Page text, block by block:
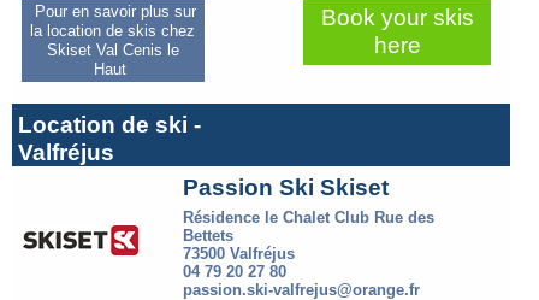
Pour en savoir plus sur
la location de skis chez
Skiset Val Cenis le
Haut
Book your skis
here
Location de ski -
Valfréjus
Passion Ski Skiset
Résidence le Chalet Club Rue des
Bettets
73500 Valfréjus
04 79 20 27 80
passion.ski-valfrejus@orange.fr